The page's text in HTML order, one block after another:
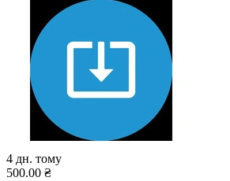
4 дн. тому
500.00 ₴